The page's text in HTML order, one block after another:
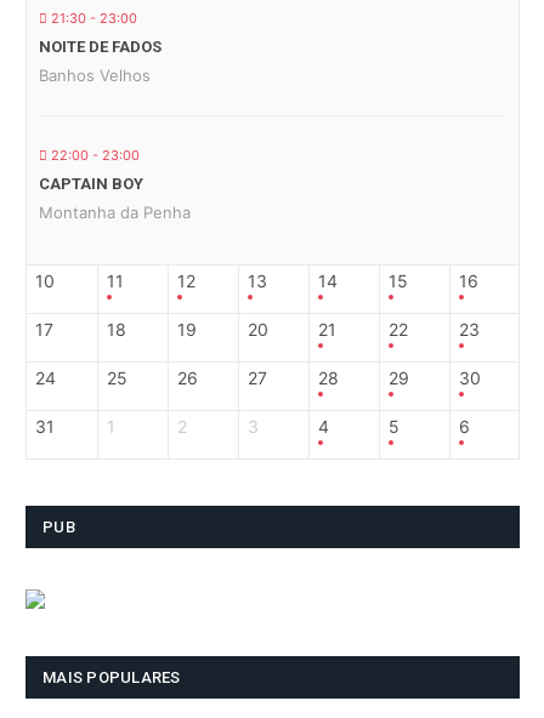
21:30 - 23:00
NOITE DE FADOS
Banhos Velhos
22:00 - 23:00
CAPTAIN BOY
Montanha da Penha
10 11 12 13 14 15 16
17 18 19 20 21 22 23
24 25 26 27 28 29 30
31 1 2 3 4 5 6
PUB
MAIS POPULARES